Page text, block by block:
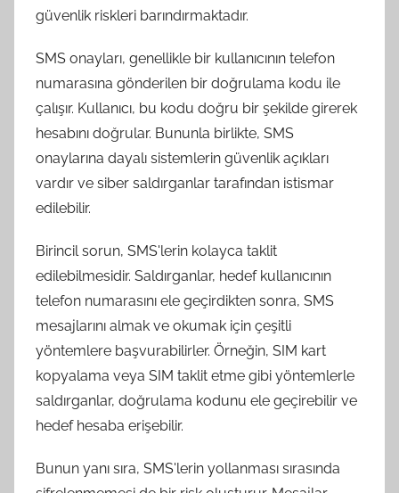
güvenlik riskleri barındırmaktadır.
SMS onayları, genellikle bir kullanıcının telefon
numarasına gönderilen bir doğrulama kodu ile
çalışır. Kullanıcı, bu kodu doğru bir şekilde girerek
hesabını doğrular. Bununla birlikte, SMS
onaylarına dayalı sistemlerin güvenlik açıkları
vardır ve siber saldırganlar tarafından istismar
edilebilir.
Birincil sorun, SMS'lerin kolayca taklit
edilebilmesidir. Saldırganlar, hedef kullanıcının
telefon numarasını ele geçirdikten sonra, SMS
mesajlarını almak ve okumak için çeşitli
yöntemlere başvurabilirler. Örneğin, SIM kart
kopyalama veya SIM taklit etme gibi yöntemlerle
saldırganlar, doğrulama kodunu ele geçirebilir ve
hedef hesaba erişebilir.
Bunun yanı sıra, SMS'lerin yollanması sırasında